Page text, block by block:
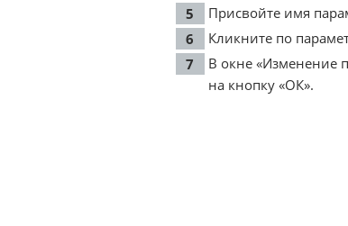
Присвойте имя
Кликните по
В окне «Изменение
на кнопку «ОК».